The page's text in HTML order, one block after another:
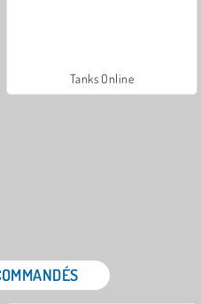
Tanks Online